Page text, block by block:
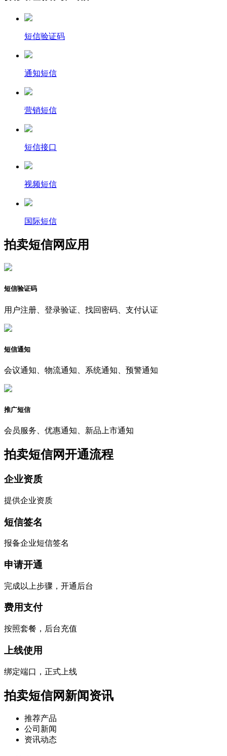
短信验证码
通知短信
营销短信
短信接口
视频短信
国际短信
拍卖短信网应用
短信验证码
用户注册、登录验证、找回密码、支付认证
短信通知
会议通知、物流通知、系统通知、预警通知
推广短信
会员服务、优惠通知、新品上市通知
拍卖短信网开通流程
企业资质
提供企业资质
短信签名
报备企业短信签名
申请开通
完成以上步骤，开通后台
费用支付
按照套餐，后台充值
上线使用
绑定端口，正式上线
拍卖短信网新闻资讯
推荐产品
公司新闻
资讯动态